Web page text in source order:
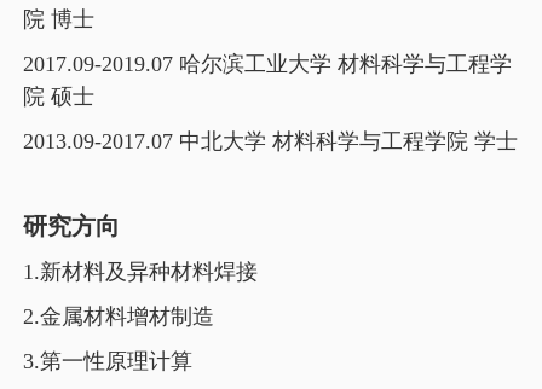
院 博士
2017.09-2019.07 哈尔滨工业大学 材料科学与工程学
院 硕士
2013.09-2017.07 中北大学 材料科学与工程学院 学士
研究方向
1.新材料及异种材料焊接
2.金属材料增材制造
3.第一性原理计算